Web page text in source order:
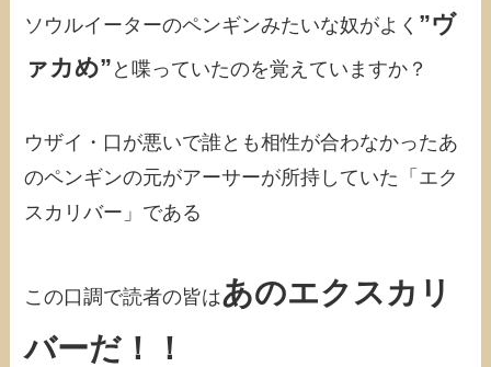
ソウルイーターのペンギンみたいな奴がよく ”ヴ
ァカめ” と喋っていたのを覚えていますか？
ウザイ・口が悪いで誰とも相性が合わなかったあ
のペンギンの元がアーサーが所持していた「エク
スカリバー」である
この口調で読者の皆はあのエクスカリ
バーだ！！